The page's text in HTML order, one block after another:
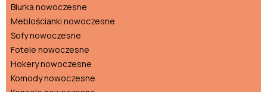
Biurka nowoczesne
Meblościanki nowoczesne
Sofy nowoczesne
Fotele nowoczesne
Hokery nowoczesne
Komody nowoczesne